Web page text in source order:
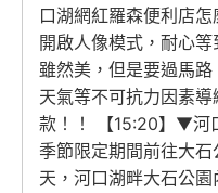
口湖網紅羅森便利店
開啟人像模式，耐心
雖然美，但是要過馬
天氣等不可抗力因素
款！！ 【15:20】▼河
季節限定期間前往大
天，河口湖畔大石公